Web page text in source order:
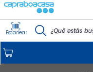
Escanear